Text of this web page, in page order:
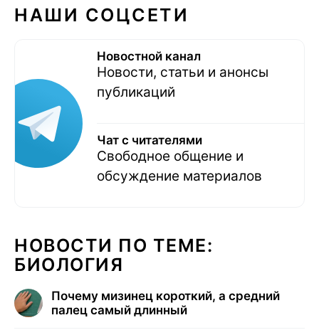
НАШИ СОЦСЕТИ
Новостной канал
Новости, статьи и анонсы
публикаций
Чат с читателями
Свободное общение и
обсуждение материалов
НОВОСТИ ПО ТЕМЕ:
БИОЛОГИЯ
Почему мизинец короткий, а средний
палец самый длинный